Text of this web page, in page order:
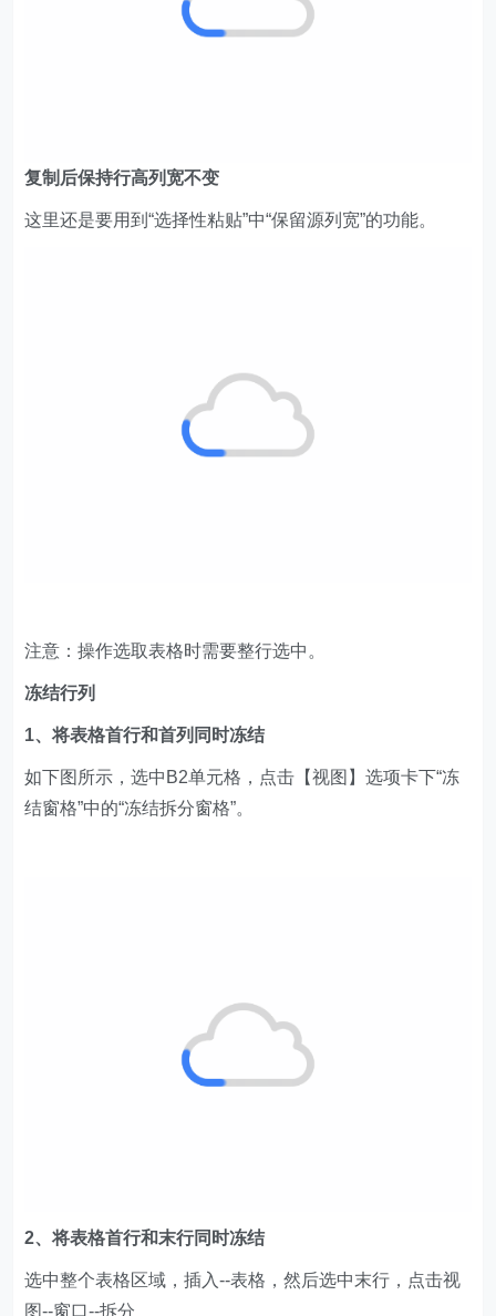
复制后保持行高列宽不变
这里还是要用到“选择性粘贴”中“保留源列宽”的功能。
注意：操作选取表格时需要整行选中。
冻结行列
1、将表格首行和首列同时冻结
如下图所示，选中B2单元格，点击【视图】选项卡下“冻
结窗格”中的“冻结拆分窗格”。
2、将表格首行和末行同时冻结
选中整个表格区域，插入--表格，然后选中末行，点击视
图--窗口--拆分